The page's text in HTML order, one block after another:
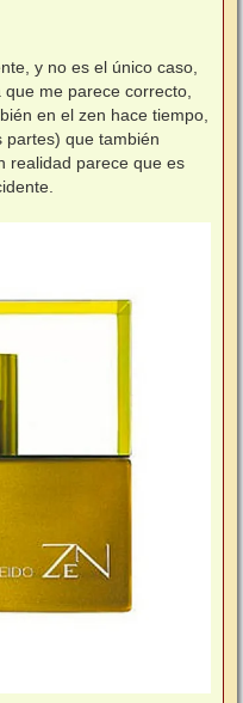
y no es el único caso,
me parece correcto,
en el zen hace tiempo,
partes) que también
realidad parece que es